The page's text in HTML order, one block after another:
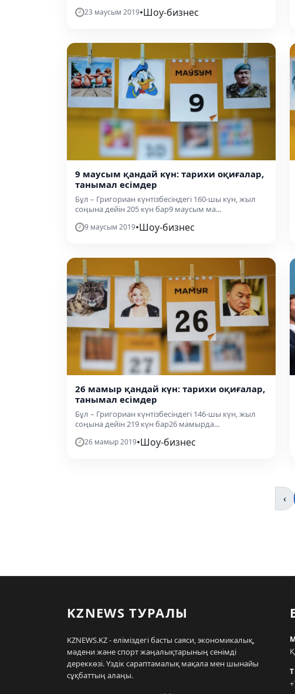
23 маусым 2019•Шоу-бизнес
9 маусым қандай күн: тарихи оқиғалар,
танымал есімдер
Бұл – Григориан күнтізбесіндегі 160-шы күн, жыл
соңына дейін 205 күн бар9 маусым ма...
9 маусым 2019•Шоу-бизнес
26 мамыр қандай күн: тарихи оқиғалар,
танымал есімдер
Бұл – Григориан күнтізбесіндегі 146-шы күн, жыл
соңына дейін 219 күн бар26 мамырда...
26 мамыр 2019•Шоу-бизнес
‹
KZNEWS ТУРАЛЫ
KZNEWS.KZ - еліміздегі басты саяси, экономикалық,
мәдени және спорт жаңалықтарының сенімді
дереккөзі. Үздік сараптамалық мақала мен шынайы
сұқбаттың алаңы.